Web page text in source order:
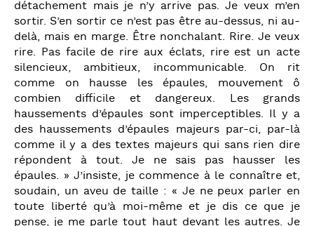
détachement mais je n’y arrive pas. Je veux m’en
sortir. S’en sortir ce n’est pas être au-dessus, ni au-
delà, mais en marge. Être nonchalant. Rire. Je veux
rire. Pas facile de rire aux éclats, rire est un acte
silencieux, ambitieux, incommunicable. On rit
comme on hausse les épaules, mouvement ô
combien difficile et dangereux. Les grands
haussements d’épaules sont imperceptibles. Il y a
des haussements d’épaules majeurs par-ci, par-là
comme il y a des textes majeurs qui sans rien dire
répondent à tout. Je ne sais pas hausser les
épaules. » J’insiste, je commence à le connaître et,
soudain, un aveu de taille : « Je ne peux parler en
toute liberté qu’à moi-même et je dis ce que je
pense, je me parle tout haut devant les autres. Je